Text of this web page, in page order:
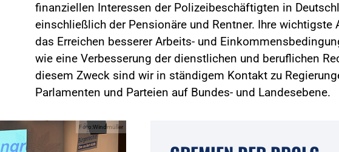
finanziellen Interessen der Polizeibeschäftigten in
einschließlich der Pensionäre und Rentner. Ihre wichtigste
das Erreichen besserer Arbeits- und
wie eine Verbesserung der dienstlichen und beruflichen
diesem Zweck sind wir in ständigem Kontakt zu
Parlamenten und Parteien auf Bundes- und Landesebene.
Foto:Windmüller